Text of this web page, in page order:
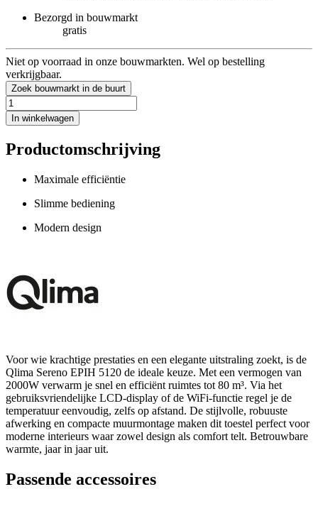
Bezorgd in bouwmarkt
gratis
Niet op voorraad in onze bouwmarkten. Wel op bestelling
verkrijgbaar.
Zoek bouwmarkt in de buurt
In winkelwagen
Productomschrijving
Maximale efficiëntie
Slimme bediening
Modern design
Voor wie krachtige prestaties en een elegante uitstraling zoekt, is de
Qlima Sereno EPIH 5120 de ideale keuze. Met een vermogen van
2000W verwarm je snel en efficiënt ruimtes tot 80 m³. Via het
gebruiksvriendelijke LCD-display of de WiFi-functie regel je de
temperatuur eenvoudig, zelfs op afstand. De stijlvolle, robuuste
afwerking en compacte muurmontage maken dit toestel perfect voor
moderne interieurs waar zowel design als comfort telt. Betrouwbare
warmte, jaar in jaar uit.
Passende accessoires